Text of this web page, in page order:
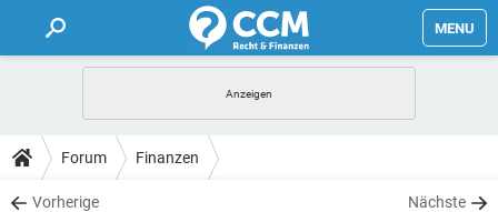
MENU
FORUM
TIPPS
Forum Finanzen
Vorherige Nächste